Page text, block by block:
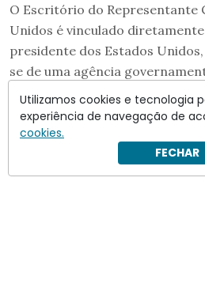
O Escritório do Representante
Unidos é vinculado
presidente dos Estados
se de uma agência
negociar acordos comerciais
assessorar o presidente
respeito à política comercial.
Utilizamos cookies e tecnologia
experiência de navegação de
cookies.
FECHAR